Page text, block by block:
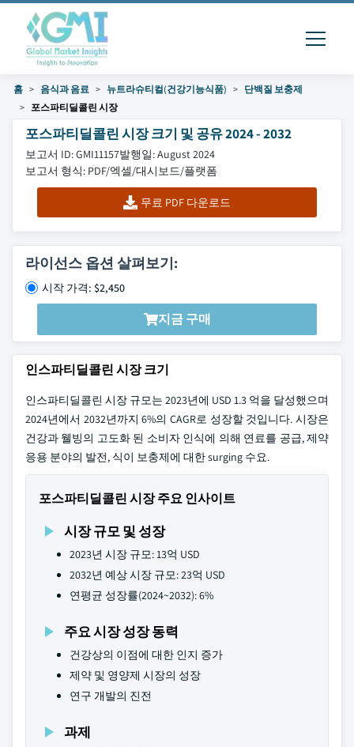
홈 음식과 음료 뉴트라슈티컬(건강기능식품)
단백질 보충제
포스파티딜콜린 시장
포스파티딜콜린 시장 크기 및 공유 2024 - 2032
보고서 ID: GMI11157발행일: August 2024
보고서 형식: PDF/엑셀/대시보드/플랫폼
무료 PDF 다운로드
라이선스 옵션 살펴보기:
시작 가격: $2,450
지금 구매
인스파티딜콜린 시장 크기
인스파티딜콜린 시장 규모는 2023년에 USD 1.3 억을 달성했으며
2024년에서 2032년까지 6%의 CAGR로 성장할 것입니다. 시장은
건강과 웰빙의 고도화 된 소비자 인식에 의해 연료를 공급, 제약
응용 분야의 발전, 식이 보충제에 대한 surging 수요.
포스파티딜콜린 시장 주요 인사이트
시장 규모 및 성장
2023년 시장 규모: 13억 USD
2032년 예상 시장 규모: 23억 USD
연평균 성장률(2024~2032): 6%
주요 시장 성장 동력
건강상의 이점에 대한 인지 증가
제약 및 영양제 시장의 성장
연구 개발의 진전
과제